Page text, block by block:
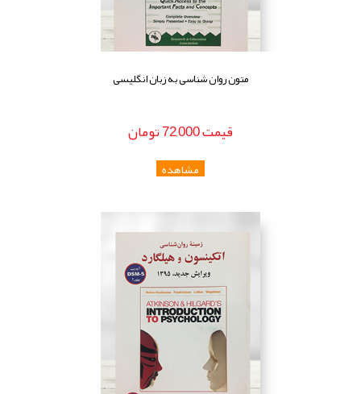
متون روان شناسی به زبان انگلیسی
قيمت72,000تومان